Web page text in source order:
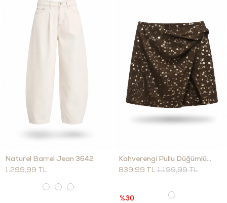
Naturel Barrel Jean 3642
1.299,99 TL
Kahverengi Pullu Düğümlü Şort Etek 01571
839,99 TL 1.199,99 TL
%30